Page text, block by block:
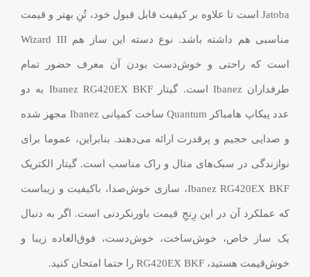
Jatoba است تا علاوه بر کیفیت قابل قبول خود، تُنِ بهتر و قیمت
مناسبی هم داشته باشد. نوع دسته این ساز هم Wizard III
است که راحتی و خوش‌دست بودن آن معرف حضور تمام
طرفداران Ibanez است. گیتار Ibanez RG420EX BKF به دو
عدد پیکاپ هامباکر Quantum ساخت کمپانی Ibanez مجهز شده
و صدایی حجیم و پرقدرت ارائه می‌دهند. بنابراین، عموما برای
نوازندگی در سبک‌های متال و راک مناسب است. گیتار الکتریک
Ibanez RG420EX BKF، سازی خوش‌صدا، باکیفیت و زیباست
که عملکرد آن در این رِنجِ قیمت باورنکردنی است. اگر به دنبال
یک ساز خاص، خوش‌ساخت، خوش‌دست، فوق‌العاده زیبا و
خوش‌قیمت هستید، RG420EX BKF را حتما امتحان کنید.